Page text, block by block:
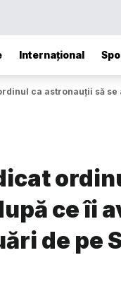
Internațional
ca astronauții să
ce îi
de pe